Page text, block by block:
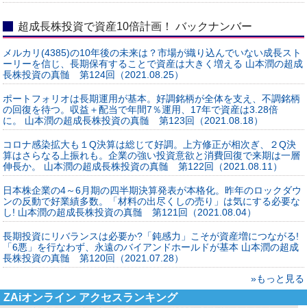
超成長株投資で資産10倍計画！ バックナンバー
メルカリ(4385)の10年後の未来は？市場が織り込んでいない成長スト
ーリーを信じ、長期保有することで資産は大きく増える 山本潤の超成
長株投資の真髄 第124回（2021.08.25）
ポートフォリオは長期運用が基本。好調銘柄が全体を支え、不調銘柄
の回復を待つ。収益＋配当で年間7％運用、17年で資産は3.28倍
に。 山本潤の超成長株投資の真髄 第123回（2021.08.18）
コロナ感染拡大も１Q決算は総じて好調。上方修正が相次ぎ、２Q決
算はさらなる上振れも。企業の強い投資意欲と消費回復で来期は一層
伸長か。 山本潤の超成長株投資の真髄 第122回（2021.08.11）
日本株企業の4～6月期の四半期決算発表が本格化。昨年のロックダウ
ンの反動で好業績多数。「材料の出尽くしの売り」は気にする必要な
し! 山本潤の超成長株投資の真髄 第121回（2021.08.04）
長期投資にリバランスは必要か?「鈍感力」こそが資産増につながる!
「6悪」を行なわず、永遠のバイアンドホールドが基本 山本潤の超成
長株投資の真髄 第120回（2021.07.28）
»もっと見る
ZAiオンライン アクセスランキング